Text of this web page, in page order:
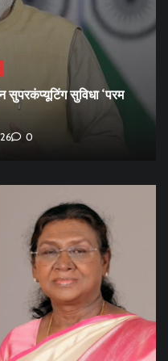
सुपरकंप्यूटिंग सुविधा ‘परम
0